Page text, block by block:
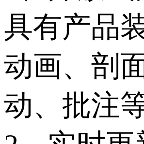
具有产品
动画、剖
动、批注